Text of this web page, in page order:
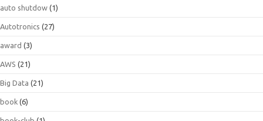
auto shutdow (1)
Autotronics (27)
award (3)
AWS (21)
Big Data (21)
book (6)